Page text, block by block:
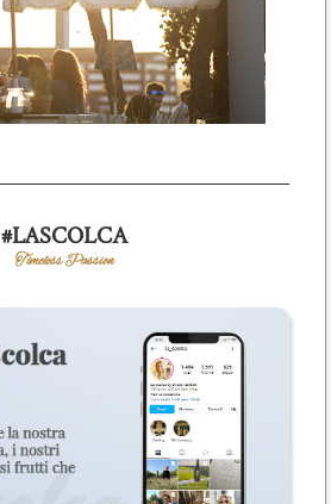
#LASCOLCA
Timeless Passion